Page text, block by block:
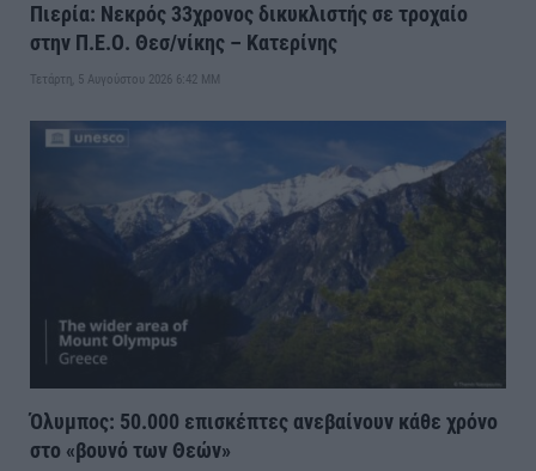
Πιερία: Νεκρός 33χρονος δικυκλιστής σε τροχαίο
στην Π.Ε.Ο. Θεσ/νίκης – Κατερίνης
Τετάρτη, 5 Αυγούστου 2026 6:42 ΜΜ
Όλυμπος: 50.000 επισκέπτες ανεβαίνουν κάθε χρόνο
στο «βουνό των Θεών»